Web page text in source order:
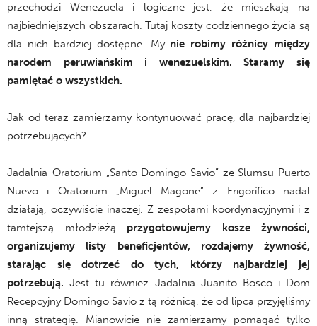
przechodzi Wenezuela i logiczne jest, że mieszkają na
najbiedniejszych obszarach. Tutaj koszty codziennego życia są
dla nich bardziej dostępne. My nie robimy różnicy między
narodem peruwiańskim i wenezuelskim. Staramy się
pamiętać o wszystkich.
Jak od teraz zamierzamy kontynuować pracę, dla najbardziej
potrzebujących?
Jadalnia-Oratorium „Santo Domingo Savio” ze Slumsu Puerto
Nuevo i Oratorium „Miguel Magone” z Frigorífico nadal
działają, oczywiście inaczej. Z zespołami koordynacyjnymi i z
tamtejszą młodzieżą przygotowujemy kosze żywności,
organizujemy listy beneficjentów, rozdajemy żywność,
starając się dotrzeć do tych, którzy najbardziej jej
potrzebują. Jest tu również Jadalnia Juanito Bosco i Dom
Recepcyjny Domingo Savio z tą różnicą, że od lipca przyjęliśmy
inną strategię. Mianowicie nie zamierzamy pomagać tylko